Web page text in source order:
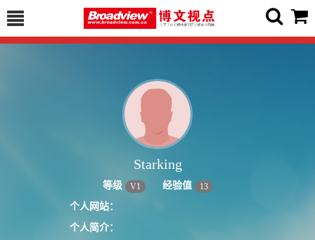
Starking
等级 V1 经验值 13
个人网站：
个人简介：